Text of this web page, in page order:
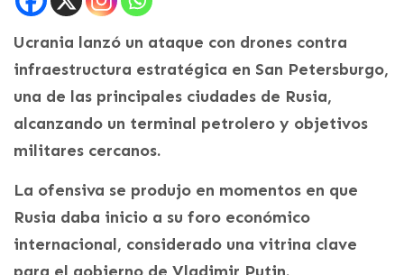
Ucrania lanzó un ataque con drones contra
infraestructura estratégica en San Petersburgo,
una de las principales ciudades de Rusia,
alcanzando un terminal petrolero y objetivos
militares cercanos.
La ofensiva se produjo en momentos en que
Rusia daba inicio a su foro económico
internacional, considerado una vitrina clave